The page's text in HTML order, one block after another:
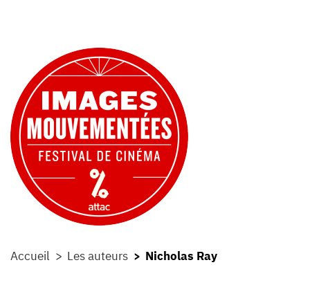
Accueil Les auteurs Nicholas Ray